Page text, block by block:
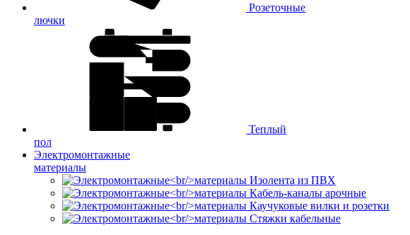
Розеточные
лючки
Теплый
пол
Электромонтажные
материалы
Изолента из ПВХ
Кабель-каналы арочные
Каучуковые вилки и розетки
Стяжки кабельные